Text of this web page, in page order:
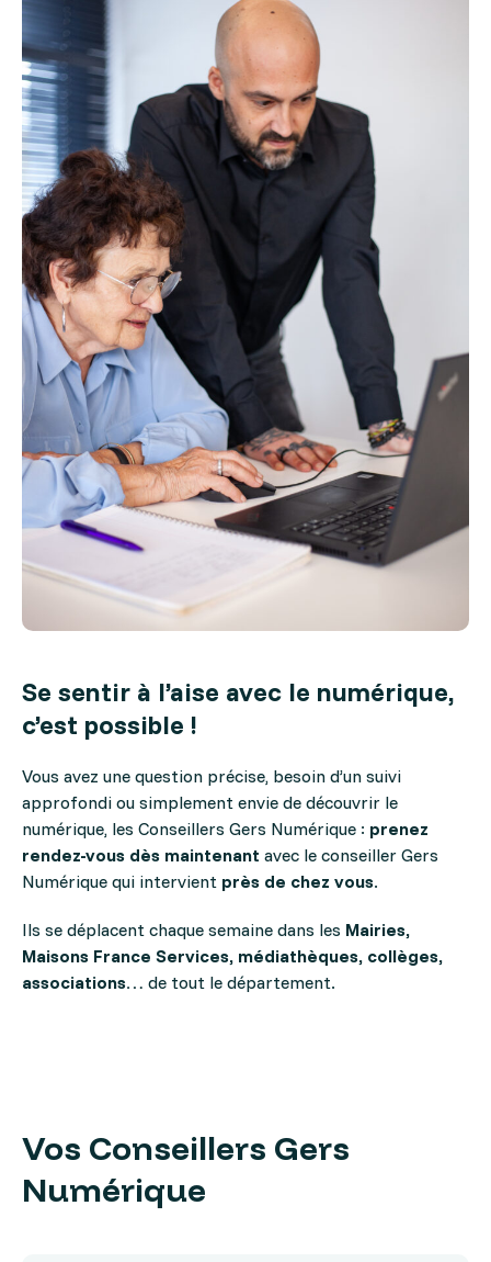
Se sentir à l’aise avec le numérique,
c’est possible !
Vous avez une question précise, besoin d’un suivi
approfondi ou simplement envie de découvrir le
numérique, les Conseillers Gers Numérique : prenez
rendez-vous dès maintenant avec le conseiller Gers
Numérique qui intervient près de chez vous.
Ils se déplacent chaque semaine dans les Mairies,
Maisons France Services, médiathèques, collèges,
associations… de tout le département.
Vos Conseillers Gers
Numérique